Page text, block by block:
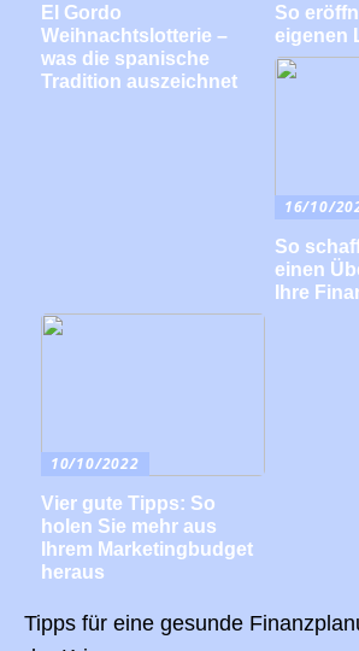
El Gordo
Weihnachtslotterie –
was die spanische
Tradition auszeichnet
So
eigenen
16/10/
So
einen
Ihre
10/10/2022
Vier gute Tipps: So
holen Sie mehr aus
Ihrem Marketingbudget
heraus
Tipps für eine gesunde